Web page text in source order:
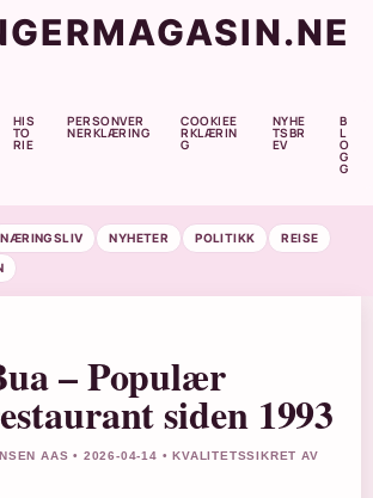
HIS
TO
RIE
PERSONVER
NERKLÆRING
COOKIEE
RKLÆRIN
G
NYHE
TSBR
EV
B
L
O
G
G
NÆRINGSLIV NYHETER POLITIKK REISE
– Populær
siden 1993
AAS • 2026-04-14 • KVALITETSSIKRET AV